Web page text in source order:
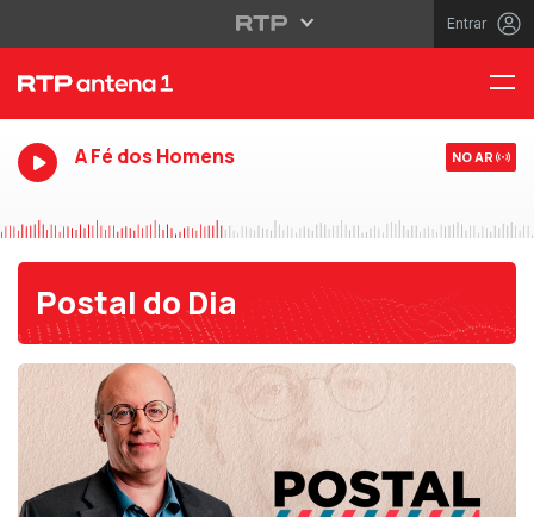
Entrar
A Fé dos Homens NO AR
Postal do Dia